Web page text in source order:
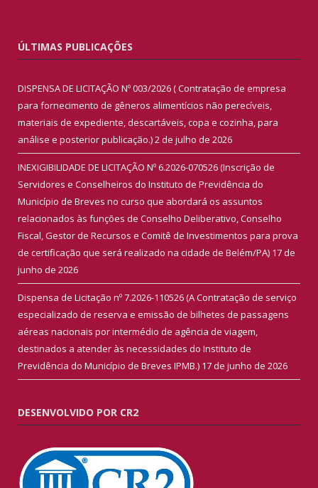
ÚLTIMAS PUBLICAÇÕES
DISPENSA DE LICITAÇÃO Nº 003/2026 ( Contratação de empresa
para fornecimento de gêneros alimentícios não perecíveis,
materiais de expediente, descartáveis, copa e cozinha, para
análise e posterior publicação.)2 de julho de 2026
INEXIGIBILIDADE DE LICITAÇÃO Nº 6.2026-070526 (Inscrição de
Servidores e Conselheiros do Instituto de Previdência do
Município de Breves no curso que abordará os assuntos
relacionados às funções de Conselho Deliberativo, Conselho
Fiscal, Gestor de Recursos e Comitê de Investimentos para prova
de certificação que será realizado na cidade de Belém/PA) 17 de
junho de 2026
Dispensa de Licitação nº 7.2026-110526 (A Contratação de serviço
especializado de reserva e emissão de bilhetes de passagens
aéreas nacionais por intermédio de agência de viagem,
destinados a atender às necessidades do Instituto de
Previdência do Município de Breves IPMB.) 17 de junho de 2026
DESENVOLVIDO POR CR2